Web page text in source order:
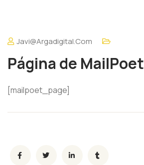
Javi@argadigital.com
Página de MailPoet
[mailpoet_page]